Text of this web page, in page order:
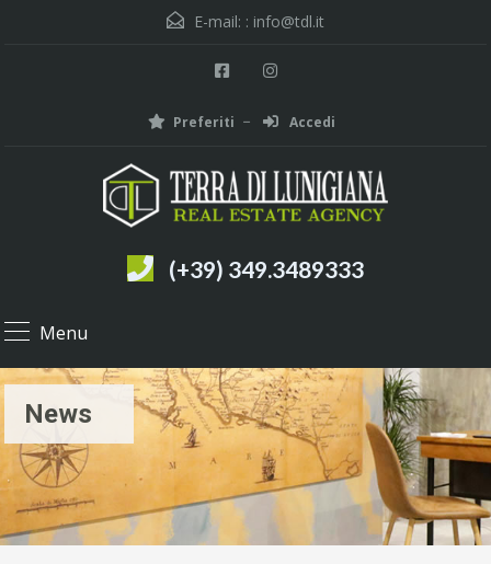
E-mail: : info@tdl.it
Preferiti Accedi
(+39) 349.3489333
Menu
News